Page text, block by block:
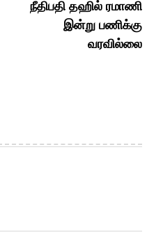
நீதிபதி தஹில் ரமாணி
இன்று பணிக்கு
வரவில்லை